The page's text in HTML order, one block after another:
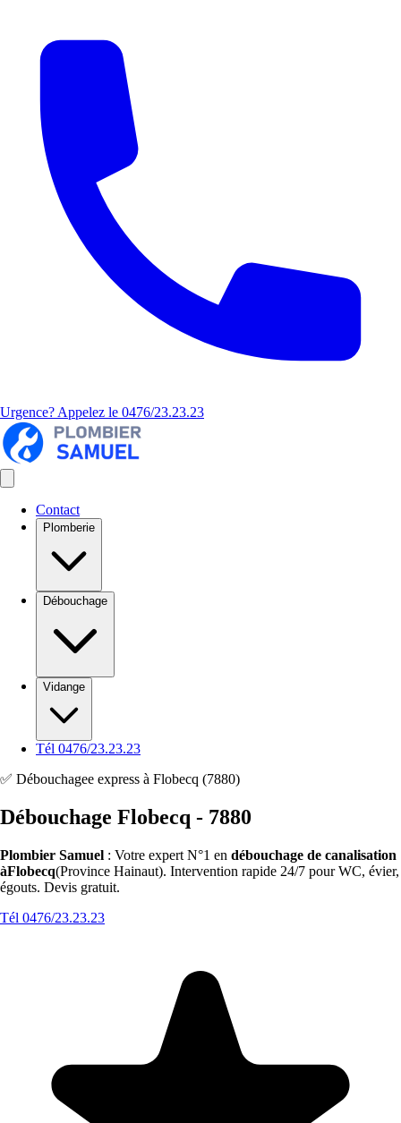
Urgence? Appelez le 0476/23.23.23
Contact
Plomberie
Débouchage
Vidange
Tél 0476/23.23.23
✅ Débouchagee express à Flobecq (7880)
Débouchage Flobecq - 7880
Plombier Samuel : Votre expert N°1 en débouchage de canalisation
àFlobecq(Province Hainaut). Intervention rapide 24/7 pour WC, évier,
égouts. Devis gratuit.
Tél 0476/23.23.23